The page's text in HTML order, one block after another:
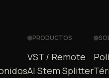
PRODUCTOS
VST / Remote
AI Stem Splitter